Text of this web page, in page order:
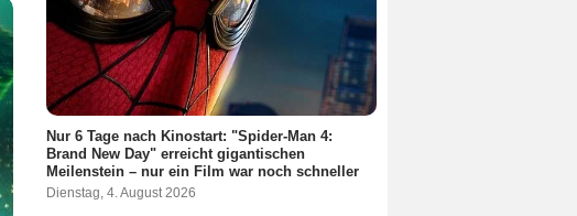
Nur 6 Tage nach Kinostart: "Spider-Man 4:
Brand New Day" erreicht gigantischen
Meilenstein – nur ein Film war noch schneller
Dienstag, 4. August 2026